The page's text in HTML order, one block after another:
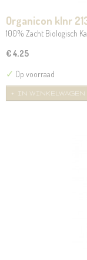
Organicon klnr
100% Zacht Biologisch
€ 4,25
✓ Op voorraad
IN WINKELWAGEN